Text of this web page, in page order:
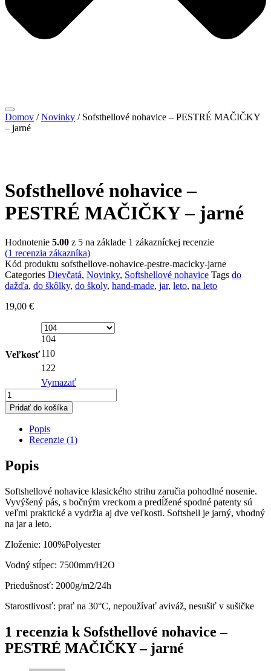
Domov /Novinky / Sofsthellové nohavice – PESTRÉ MAČIČKY
– jarné
Sofsthellové nohavice –
PESTRÉ MAČIČKY – jarné
Hodnotenie 5.00 z 5 na základe 1 zákazníckej recenzie
(1 recenzia zákazníka)
Kód produktu sofsthellove-nohavice-pestre-macicky-jarne
Categories Dievčatá, Novinky, Softshellové nohavice Tags do
dažďa, do škôlky, do školy, hand-made, jar, leto, na leto
19,00 €
Veľkosť
104
110
122
Vymazať
množstvo
Sofsthellové
nohavice
PESTRÉ
MAČIČKY
-
jarné
Pridať do košíka
Popis
Recenzie (1)
Popis
Softshellové nohavice klasického strihu zaručia pohodlné nosenie.
Vyvýšený pás, s bočným vreckom a predĺžené spodné patenty sú
veľmi praktické a vydržia aj dve veľkosti. Softshell je jarný, vhodný
na jar a leto.
Zloženie: 100%Polyester
Vodný stĺpec: 7500mm/H2O
Priedušnosť: 2000g/m2/24h
Starostlivosť: prať na 30°C, nepoužívať aviváž, nesušiť v sušičke
1 recenzia k Sofsthellové nohavice –
PESTRÉ MAČIČKY – jarné